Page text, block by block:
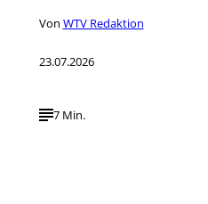
Von WTV Redaktion
23.07.2026
7 Min.